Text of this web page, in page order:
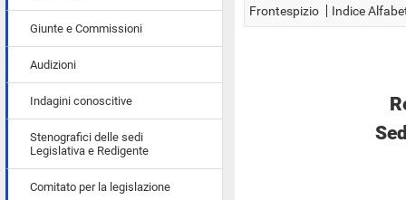
Giunte e Commissioni
Audizioni
Indagini conoscitive
Stenografici delle sedi
Legislativa e Redigente
Comitato per la legislazione
Frontespizio Indice